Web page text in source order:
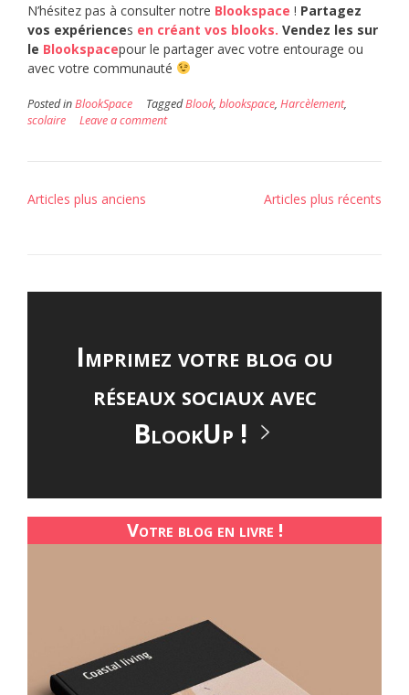
N’hésitez pas à consulter notre Blookspace ! Partagez
vos expériences en créant vos blooks. Vendez les sur
le Blookspacepour le partager avec votre entourage ou
avec votre communauté
Posted inBlookSpace TaggedBlook, blookspace, Harcèlement,
scolaire
Leave a comment
Navigation
Articles plus anciens Articles plus récents
Imprimez votre blog ou
réseaux sociaux avec
BlookUp !
Votre blog en livre !